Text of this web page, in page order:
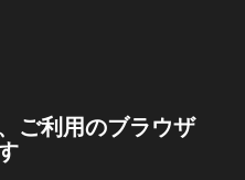
ご利用のブラウザ